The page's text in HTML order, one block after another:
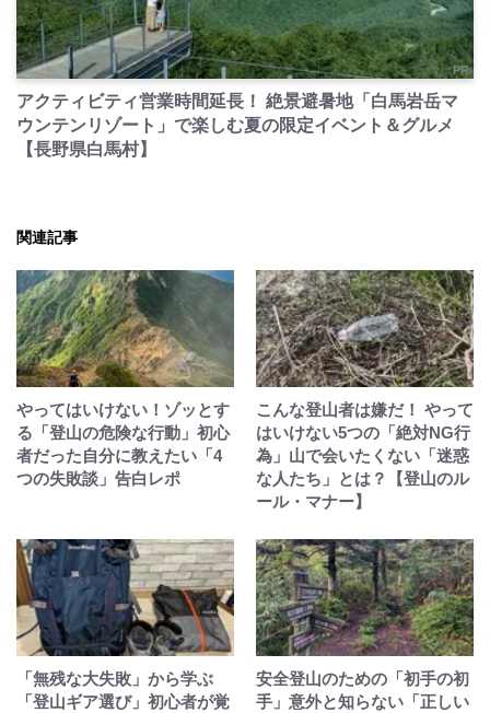
PR
アクティビティ営業時間延長！ 絶景避暑地「白馬岩岳マ
ウンテンリゾート」で楽しむ夏の限定イベント＆グルメ
【長野県白馬村】
関連記事
やってはいけない！ゾッとす
る「登山の危険な行動」初心
者だった自分に教えたい「4
つの失敗談」告白レポ
こんな登山者は嫌だ！ やって
はいけない5つの「絶対NG行
為」山で会いたくない「迷惑
な人たち」とは？【登山のル
ール・マナー】
「無残な大失敗」から学ぶ
「登山ギア選び」初心者が覚
安全登山のための「初手の初
手」意外と知らない「正しい